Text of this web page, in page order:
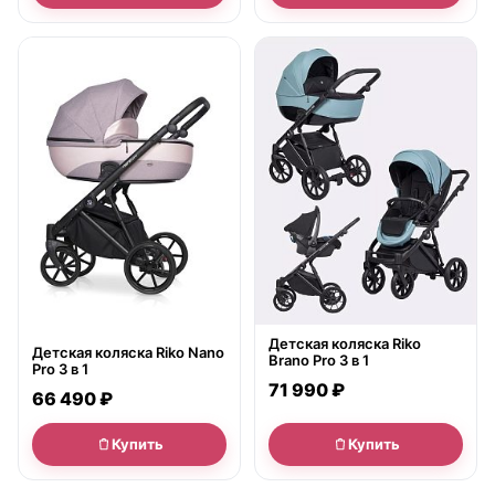
Детская коляска Riko Nano
Pro 3 в 1
66 490 ₽
Купить
● в наличии
Детская коляска Riko
Brano Pro 3 в 1
71 990 ₽
Купить